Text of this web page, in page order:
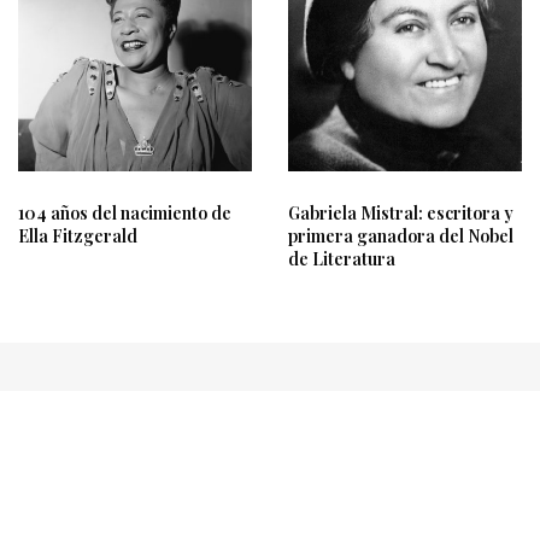
104 años del nacimiento de
Ella Fitzgerald
Gabriela Mistral: escritora y
primera ganadora del Nobel
de Literatura